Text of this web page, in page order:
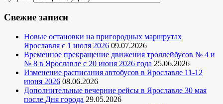
Свежие записи
Новые остановки на пригородных маршрутах
Ярославля с 1 июля 2026 09.07.2026
Временное прекращение движения троллейбусов № 4 и
№ 8 в Ярославле с 20 июня 2026 года 25.06.2026
Изменение расписания автобусов в Ярославле 11-12
июня 2026 08.06.2026
Дополнительные вечерние рейсы в Ярославле 30 мая
после Дня города 29.05.2026